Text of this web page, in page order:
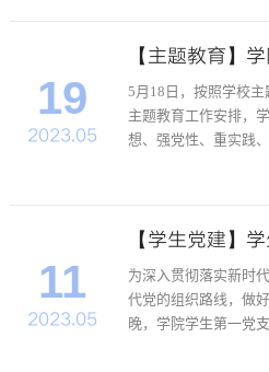
编》中关于马克思主...
19
2023.05
​5月18日，按照学校
主题教育工作安排，
想、强党性、重实践
能建造专业4班班导师
11
2023.05
为深入贯彻落实新时
代党的组织路线，做
晚，学院学生第一党